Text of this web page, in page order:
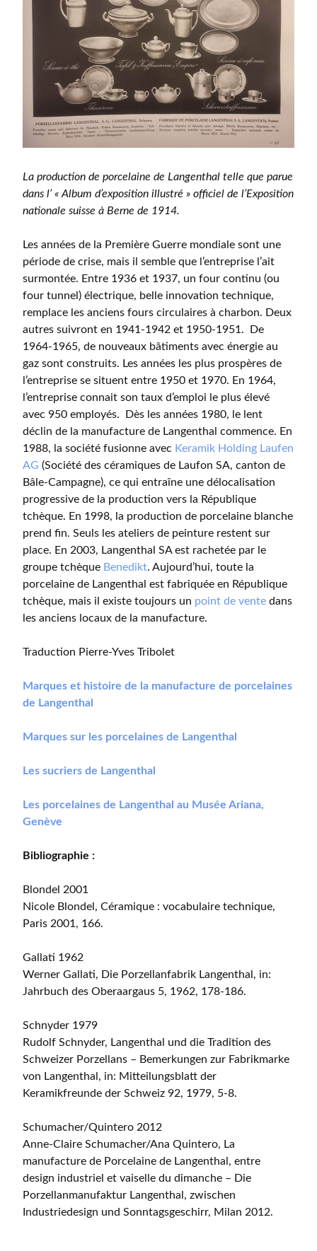
La production de porcelaine de Langenthal telle que parue
dans l’ « Album d’exposition illustré » officiel de l’Exposition
nationale suisse à Berne de 1914.
Les années de la Première Guerre mondiale sont une
période de crise, mais il semble que l’entreprise l’ait
surmontée. Entre 1936 et 1937, un four continu (ou
four tunnel) électrique, belle innovation technique,
remplace les anciens fours circulaires à charbon. Deux
autres suivront en 1941-1942 et 1950-1951. De
1964-1965, de nouveaux bâtiments avec énergie au
gaz sont construits. Les années les plus prospères de
l’entreprise se situent entre 1950 et 1970. En 1964,
l’entreprise connait son taux d’emploi le plus élevé
avec 950 employés. Dès les années 1980, le lent
déclin de la manufacture de Langenthal commence. En
1988, la société fusionne avec Keramik Holding Laufen
AG (Société des céramiques de Laufon SA, canton de
Bâle-Campagne), ce qui entraîne une délocalisation
progressive de la production vers la République
tchèque. En 1998, la production de porcelaine blanche
prend fin. Seuls les ateliers de peinture restent sur
place. En 2003, Langenthal SA est rachetée par le
groupe tchèque Benedikt. Aujourd’hui, toute la
porcelaine de Langenthal est fabriquée en République
tchèque, mais il existe toujours un point de vente dans
les anciens locaux de la manufacture.
Traduction Pierre-Yves Tribolet
Marques et histoire de la manufacture de porcelaines
de Langenthal
Marques sur les porcelaines de Langenthal
Les sucriers de Langenthal
Les porcelaines de Langenthal au Musée Ariana,
Genève
Bibliographie :
Blondel 2001
Nicole Blondel, Céramique : vocabulaire technique,
Paris 2001, 166.
Gallati 1962
Werner Gallati, Die Porzellanfabrik Langenthal, in:
Jahrbuch des Oberaargaus 5, 1962, 178-186.
Schnyder 1979
Rudolf Schnyder, Langenthal und die Tradition des
Schweizer Porzellans – Bemerkungen zur Fabrikmarke
von Langenthal, in: Mitteilungsblatt der
Keramikfreunde der Schweiz 92, 1979, 5-8.
Schumacher/Quintero 2012
Anne-Claire Schumacher/Ana Quintero, La
manufacture de Porcelaine de Langenthal, entre
design industriel et vaiselle du dimanche – Die
Porzellanmanufaktur Langenthal, zwischen
Industriedesign und Sonntagsgeschirr, Milan 2012.